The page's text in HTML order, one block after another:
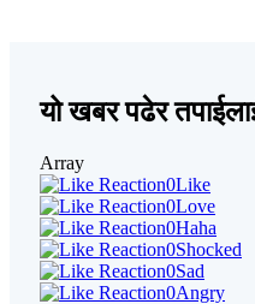
यो खबर पढेर
Array
0Like
0Love
0Haha
0Shocked
0Sad
0Angry